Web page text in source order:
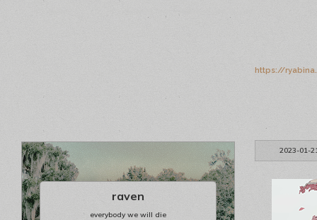
https://
2023-01-
raven
everybody we will die